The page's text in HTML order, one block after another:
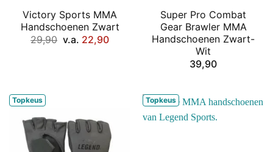
Victory Sports MMA
Handschoenen Zwart
29,90 v.a. 22,90
Super Pro Combat
Gear Brawler MMA
Handschoenen Zwart-
Wit
39,90
Topkeus Topkeus